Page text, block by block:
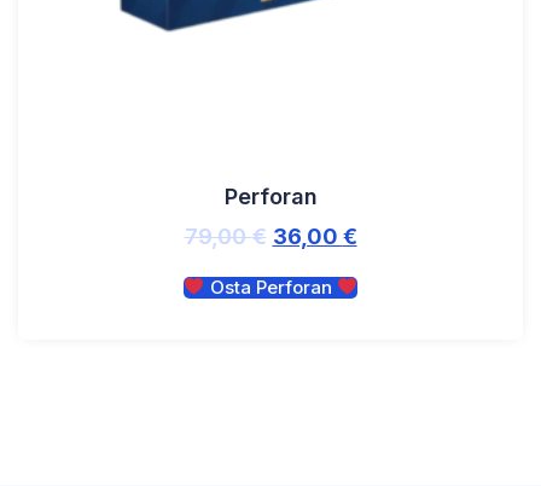
Perforan
79,00€ 36,00 €
Osta Perforan